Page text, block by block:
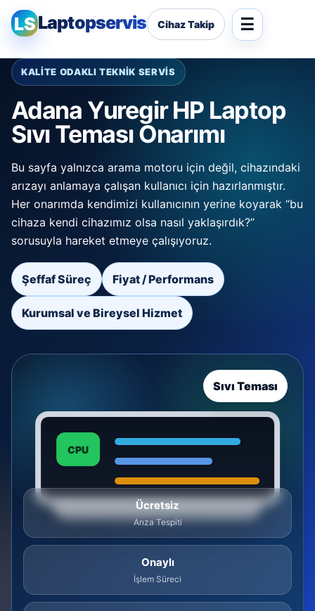
LSLaptopservis Cihaz Takip
KALİTE ODAKLI TEKNİK SERVİS
Adana Yuregir HP Laptop
Sıvı Teması Onarımı
Bu sayfa yalnızca arama motoru için değil, cihazındaki
arızayı anlamaya çalışan kullanıcı için hazırlanmıştır.
Her onarımda kendimizi kullanıcının yerine koyarak “bu
cihaza kendi cihazımız olsa nasıl yaklaşırdık?”
sorusuyla hareket etmeye çalışıyoruz.
Şeffaf Süreç Fiyat / Performans
Kurumsal ve Bireysel Hizmet
CPU
Sıvı Teması
Ücretsiz
Arıza Tespiti
Onaylı
İşlem Süreci